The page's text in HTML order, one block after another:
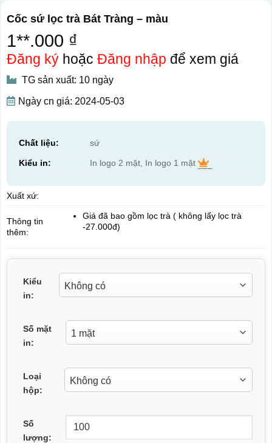
Cốc sứ lọc trà Bát Tràng – màu
1**.000 ₫
Đăng kýhoặc Đăng nhập để xem giá
TG sản xuất: 10 ngày
Ngày cn giá: 2024-05-03
Chất liệu: sứ
Kiểu in: In logo 2 mặt, In logo 1 mặt
Xuất xứ:
Thông tin
thêm:
Giá đã bao gồm lọc trà ( không lấy lọc trà
-27.000đ)
Kiểu
in:
Số mặt
in:
Loại
hộp:
Số
lượng: